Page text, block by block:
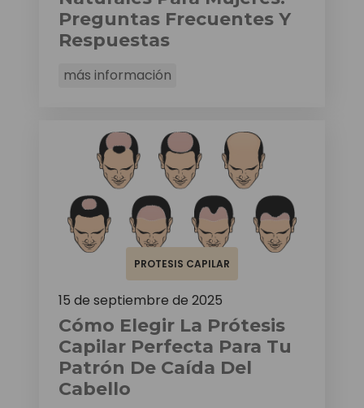
Preguntas Frecuentes Y
Respuestas
más información
PROTESIS CAPILAR
15 de septiembre de 2025
Cómo Elegir La Prótesis
Capilar Perfecta Para Tu
Patrón De Caída Del
Cabello